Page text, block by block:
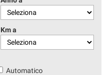
Km a
Automatico